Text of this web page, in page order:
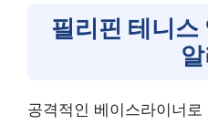
필리핀 테니스
공격적인 베이스라이너